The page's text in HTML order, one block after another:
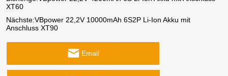
XT60
Nächste:VBpower 22,2V 10000mAh 6S2P Li-Ion Akku mit
Anschluss XT90
Email